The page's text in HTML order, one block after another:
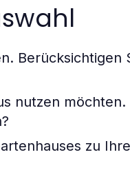
Berücksichtigen
nutzen möchten.
zu